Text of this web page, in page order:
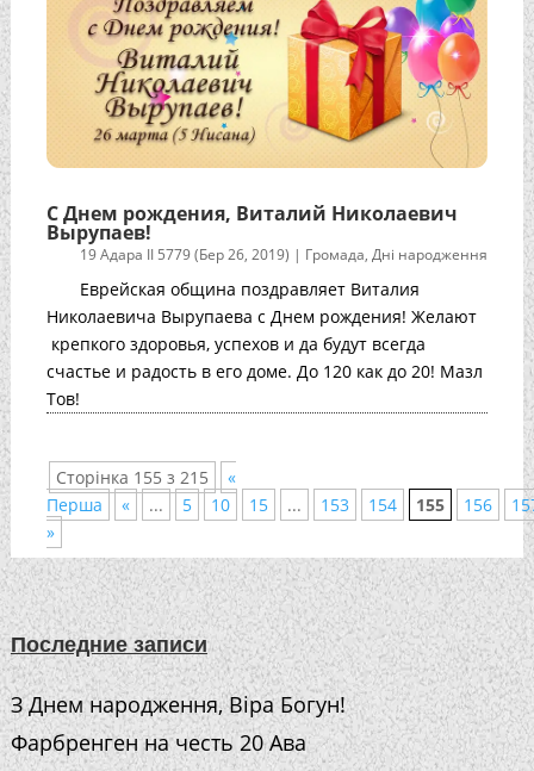
С Днем рождения, Виталий Николаевич
Вырупаев!
19 Адара II 5779 (Бер 26, 2019) | Громада,Дні народження
Еврейская община поздравляет Виталия
Николаевича Вырупаева с Днем рождения! Желают
крепкого здоровья, успехов и да будут всегда
счастье и радость в его доме. До 120 как до 20! Мазл
Тов!
Сторінка 155 з 215
«
Перша
« ... 5 10 15 ... 153 154 155 156
»
Последние записи
З Днем народження, Віра Богун!
Фарбренген на честь 20 Ава